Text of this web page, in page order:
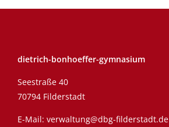
dietrich-bonhoeffer-gymnasium
Seestraße 40
70794 Filderstadt
E-Mail: verwaltung@dbg-filderstadt.de